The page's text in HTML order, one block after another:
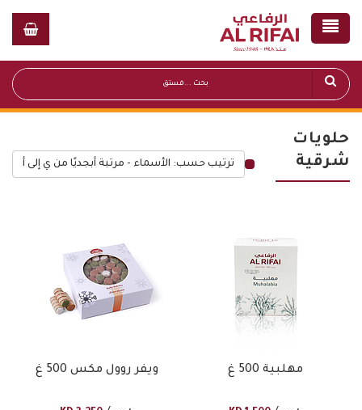
حلويات
شرقية
ترتيب حسب: الأسماء - مرتبة أبجديًا من ي إلى أ
ويفر روول مكس 500 غ مهلبية 500 غ